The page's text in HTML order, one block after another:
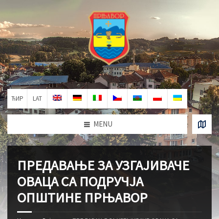
ЋИР LAT
MENU
ПРЕДАВАЊЕ ЗА УЗГАЈИВАЧЕ
ОВАЦА СА ПОДРУЧЈА
ОПШТИНЕ ПРЊАВОР